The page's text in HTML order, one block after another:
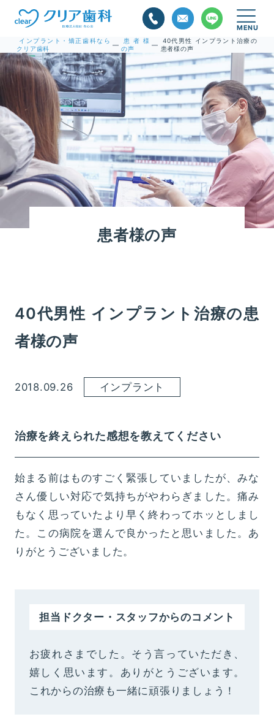
インプラント・矯正歯科なら
クリア歯科
—
患者様
の声
—
40代男性 インプラント治療の
患者様の声
患者様の声
40代男性 インプラント治療の患
者様の声
2018.09.26 インプラント
治療を終えられた感想を教えてください
始まる前はものすごく緊張していましたが、みな
さん優しい対応で気持ちがやわらぎました。痛み
もなく思っていたより早く終わってホッとしまし
た。この病院を選んで良かったと思いました。あ
りがとうございました。
担当ドクター・スタッフからのコメント
お疲れさまでした。そう言っていただき、
嬉しく思います。ありがとうございます。
これからの治療も一緒に頑張りましょう！